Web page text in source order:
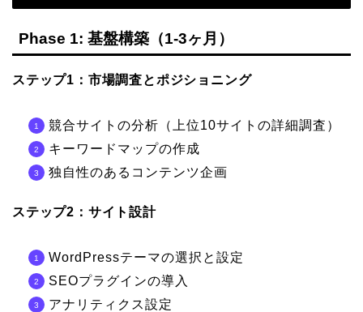
Phase 1: 基盤構築（1-3ヶ月）
ステップ1：市場調査とポジショニング
競合サイトの分析（上位10サイトの詳細調査）
キーワードマップの作成
独自性のあるコンテンツ企画
ステップ2：サイト設計
WordPressテーマの選択と設定
SEOプラグインの導入
アナリティクス設定